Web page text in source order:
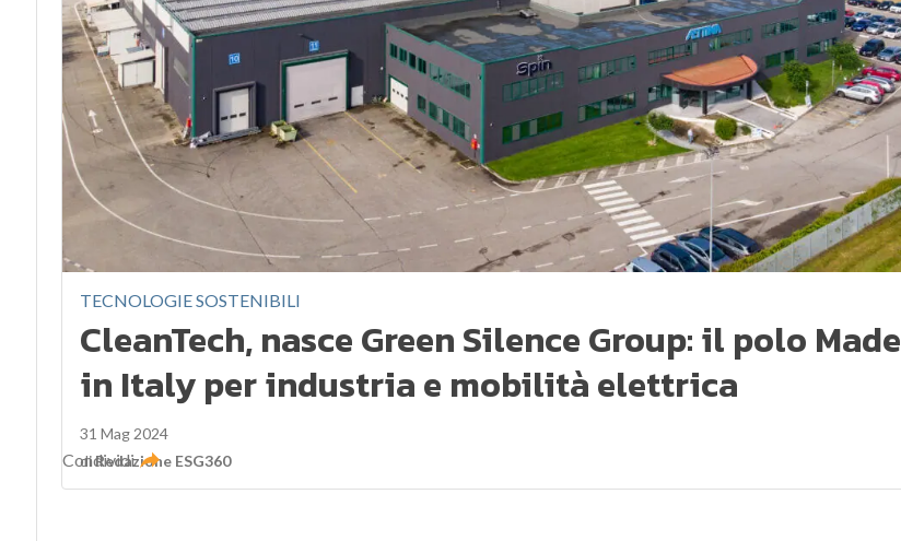
TECNOLOGIE SOSTENIBILI
CleanTech, nasce Green Silence Group: il polo Made
in Italy per industria e mobilità elettrica
31 Mag 2024
diRedazione ESG360
Condividi